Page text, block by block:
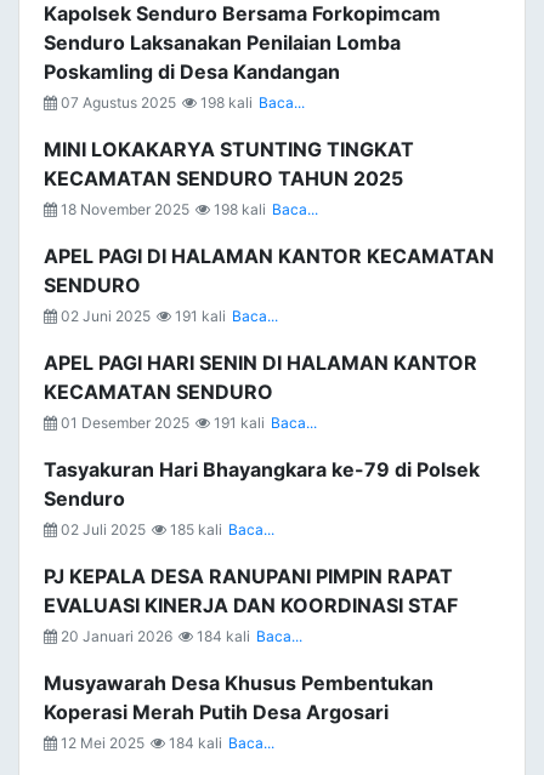
Kapolsek Senduro Bersama Forkopimcam
Senduro Laksanakan Penilaian Lomba
Poskamling di Desa Kandangan
07 Agustus 2025 198 kali Baca...
MINI LOKAKARYA STUNTING TINGKAT
KECAMATAN SENDURO TAHUN 2025
18 November 2025 198 kali Baca...
APEL PAGI DI HALAMAN KANTOR KECAMATAN
SENDURO
02 Juni 2025 191 kali Baca...
APEL PAGI HARI SENIN DI HALAMAN KANTOR
KECAMATAN SENDURO
01 Desember 2025 191 kali Baca...
Tasyakuran Hari Bhayangkara ke-79 di Polsek
Senduro
02 Juli 2025 185 kali Baca...
PJ KEPALA DESA RANUPANI PIMPIN RAPAT
EVALUASI KINERJA DAN KOORDINASI STAF
20 Januari 2026 184 kali Baca...
Musyawarah Desa Khusus Pembentukan
Koperasi Merah Putih Desa Argosari
12 Mei 2025 184 kali Baca...